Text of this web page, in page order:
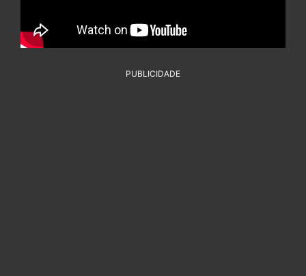
PUBLICIDADE